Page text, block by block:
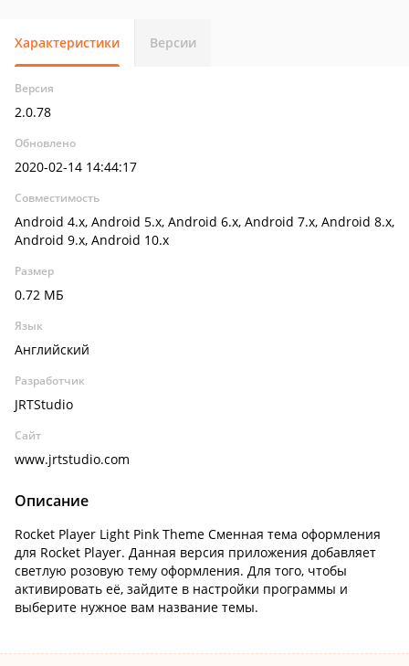
Характеристики Версии
Версия
2.0.78
Обновлено
2020-02-14 14:44:17
Совместимость
Android 4.x, Android 5.x, Android 6.x, Android 7.x, Android 8.x,
Android 9.x, Android 10.x
Размер
0.72 МБ
Язык
Английский
Разработчик
JRTStudio
Сайт
www.jrtstudio.com
Описание
Rocket Player Light Pink Theme Сменная тема оформления
для Rocket Player. Данная версия приложения добавляет
светлую розовую тему оформления. Для того, чтобы
активировать её, зайдите в настройки программы и
выберите нужное вам название темы.